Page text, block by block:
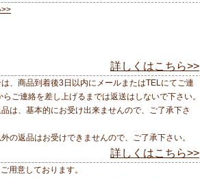
詳しくはこちら>>
、商品到着後3日以内にメールまたはTELにてご連
ご連絡を差し上げるまでは返送はしないで下さい。
は、基本的にお受け出来ませんので、ご了承下さ
の返品はお受けできませんので、ご了承下さい。
詳しくはこちら>>
用意しております。